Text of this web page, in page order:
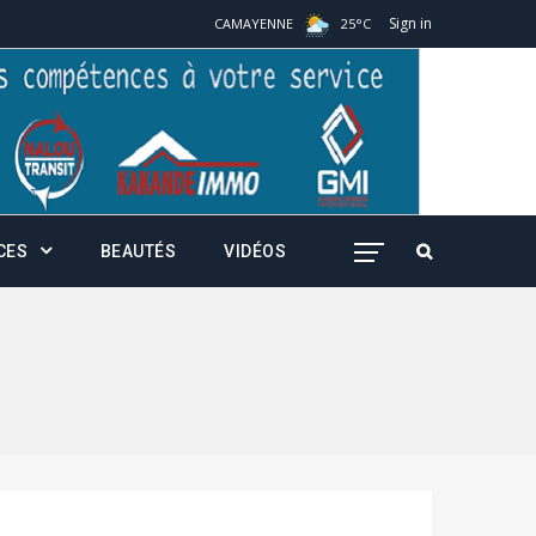
CAMAYENNE 25°C Sign in
BEAUTÉS VIDÉOS